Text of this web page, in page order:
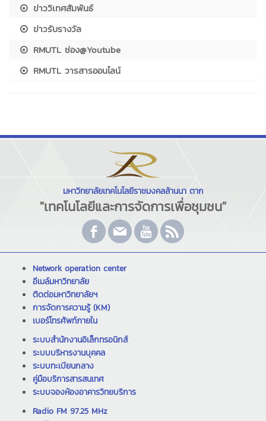
ข่าววิเทศสัมพันธ์
ข่าวรับรางวัล
RMUTL ช่อง@Youtube
RMUTL วารสารออนไลน์
มหาวิทยาลัยเทคโนโลยีราชมงคลล้านนา ตาก
"เทคโนโลยีและการจัดการเพื่อชุมชน"
Network operation center
อีเมล์มหาวิทยาลัย
ติดต่อมหาวิทยาลัยฯ
การจัดการความรู้ (KM)
เบอร์โทรศัพท์ภายใน
ระบบสำนักงานอิเล็กทรอนิกส์
ระบบบริหารงานบุคคล
ระบบทะเบียนกลาง
คู่มือบริการสารสนเทศ
ระบบจองห้องอาคารวิทยบริการ
Radio FM 97.25 MHz